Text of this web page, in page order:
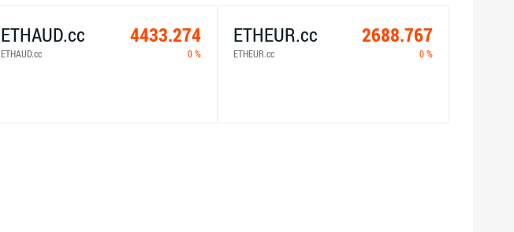
ETHAUD.cc 4433.274
ETHAUD.cc 0 %
ETHEUR.cc 2688.767
ETHEUR.cc 0 %